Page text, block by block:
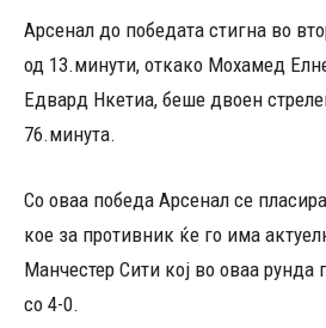
Арсенал до победата стигна во
од 13.минути, откако Мохамед
Едвард Нкетиа, беше двоен
76.минута.
Со оваа победа Арсенал се
кое за противник ќе го има
Манчестер Сити кој во оваа рунда
со 4-0.